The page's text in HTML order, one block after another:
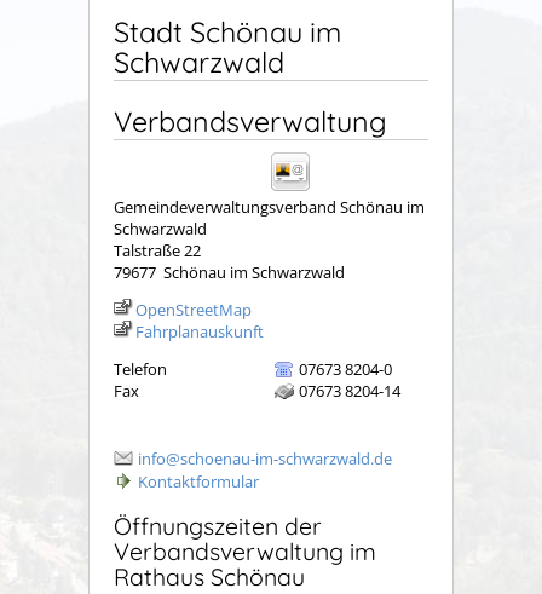
Stadt Schönau im
Schwarzwald
Verbandsverwaltung
Gemeindeverwaltungsverband Schönau im
Schwarzwald
Talstraße 22
79677 Schönau im Schwarzwald
OpenStreetMap
Fahrplanauskunft
Telefon
07673 8204-0
Fax
07673 8204-14
info@schoenau-im-schwarzwald.de
Kontaktformular
Öffnungszeiten der
Verbandsverwaltung im
Rathaus Schönau